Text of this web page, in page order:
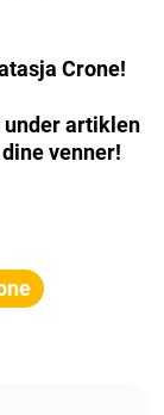
Crone!
artiklen
venner!